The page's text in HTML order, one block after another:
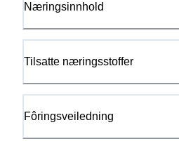
Næringsinnhold
Tilsatte næringsstoffer
Fôringsveiledning